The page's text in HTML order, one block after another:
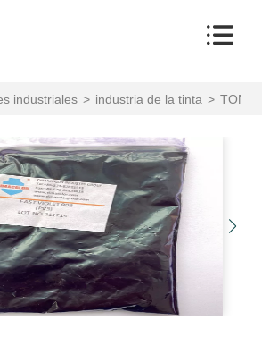
industriales > industria de la tinta >